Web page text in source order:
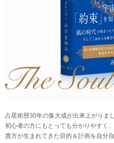
占星術歴30年の集大成が出来上がりまし
初心者の方にもとっても分かりやすく
貴方が生まれてきた目的＆計画を自分